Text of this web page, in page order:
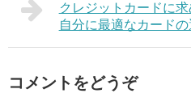
クレジットカードに
自分に最適なカード
コメントをどうぞ